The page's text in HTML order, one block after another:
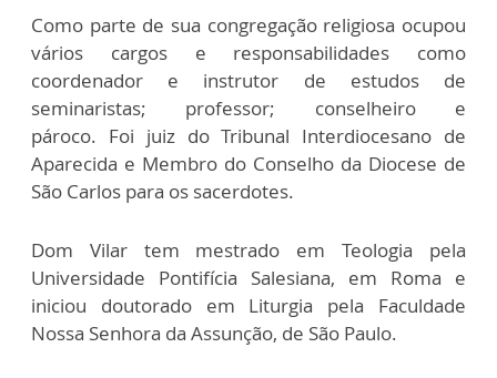
Como parte de sua congregação religiosa ocupou
vários cargos e responsabilidades como
coordenador e instrutor de estudos de
seminaristas; professor; conselheiro e
pároco. Foi juiz do Tribunal Interdiocesano de
Aparecida e Membro do Conselho da Diocese de
São Carlos para os sacerdotes.
Dom Vilar tem mestrado em Teologia pela
Universidade Pontifícia Salesiana, em Roma e
iniciou doutorado em Liturgia pela Faculdade
Nossa Senhora da Assunção, de São Paulo.